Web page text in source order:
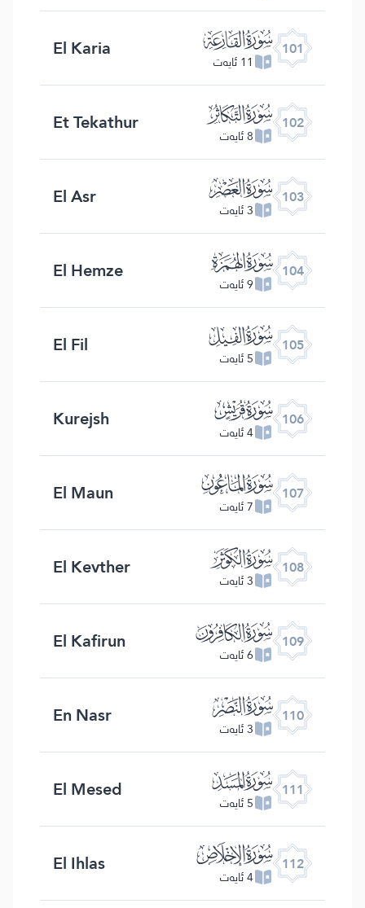
101 ﰒ
11 ئايەت El Karia
102 ﰓ
8 ئايەت Et Tekathur
103 ﰔ
3 ئايەت El Asr
104 ﰕ
9 ئايەت El Hemze
105 ﰖ
5 ئايەت El Fil
106 ﰗ
4 ئايەت Kurejsh
107 ﰘ
7 ئايەت El Maun
108 ﰙ
3 ئايەت El Kevther
109 ﰚ
6 ئايەت El Kafirun
110 ﰛ
3 ئايەت En Nasr
111 ﰜ
5 ئايەت El Mesed
112 ﰝ
4 ئايەت El Ihlas